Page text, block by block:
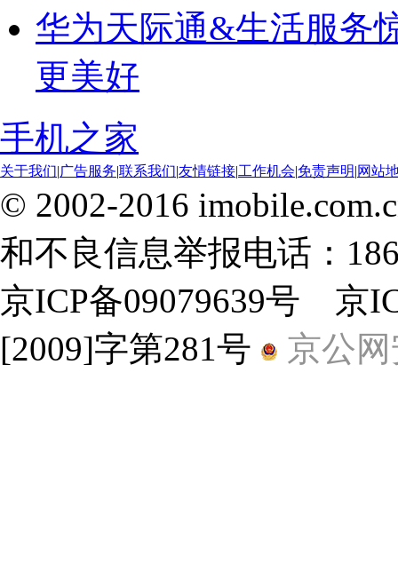
华为天际通&生活服务
更美好
手机之家
关于我们|广告服务|联系我们|友情链接|工作机会|免责声明|网站
© 2002-2016
和不良信息举报电话：
京ICP备09079639号 京
[2009]字第281号
京公网